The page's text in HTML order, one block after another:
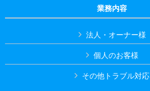
業務内容
法人・オーナー様
個人のお客様
その他トラブル対応